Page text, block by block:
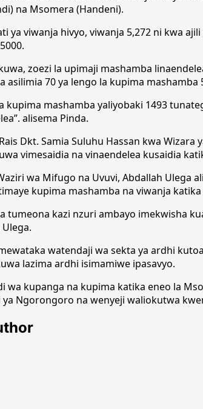
na Msomera (Handeni).
ya viwanja hivyo, viwanja 5,272 ni kwa
zoezi la upimaji mashamba
asilimia 70 ya lengo la kupima
kupima mashamba yaliyobaki 1493
alisema Pinda.
Dkt. Samia Suluhu Hassan kwa
vimesaidia na vinaendelea kusaidia
wa Mifugo na Uvuvi, Abdallah Ulega
kupima mashamba na viwanja
tumeona kazi nzuri ambayo imekwisha
Ulega.
watendaji wa sekta ya ardhi
lazima ardhi isimamiwe ipasavyo.
wa kupanga na kupima katika eneo la
ya Ngorongoro na wenyeji waliokutwa